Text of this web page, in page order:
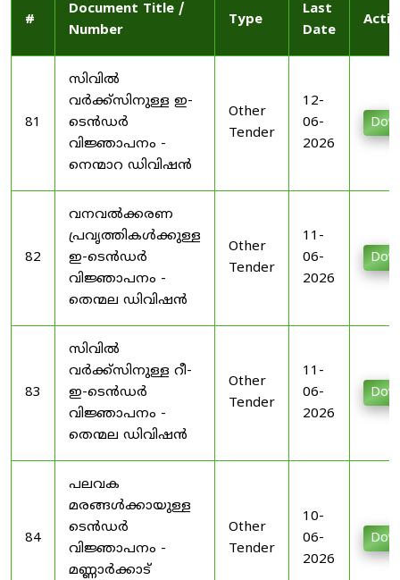
#
Document Title /
Number
Type
Last
Date
81
സിവിൽ
വർക്ക്സിനുള്ള ഇ-
ടെൻഡർ
വിജ്ഞാപനം -
നെന്മാറ ഡിവിഷൻ
Other
Tender
12-
06-
2026
82
വനവൽക്കരണ
പ്രവൃത്തികൾക്കുള്ള
ഇ-ടെൻഡർ
വിജ്ഞാപനം -
തെന്മല ഡിവിഷൻ
Other
Tender
11-
06-
2026
83
സിവിൽ
വർക്ക്സിനുള്ള റീ-
ഇ-ടെൻഡർ
വിജ്ഞാപനം -
തെന്മല ഡിവിഷൻ
Other
Tender
11-
06-
2026
84
പലവക
മരങ്ങൾക്കായുള്ള
ടെൻഡർ
വിജ്ഞാപനം -
മണ്ണാർക്കാട്
Other
Tender
10-
06-
2026